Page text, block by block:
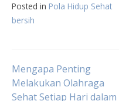
Posted in Pola Hidup Sehat
bersih
Post
Mengapa Penting
Melakukan Olahraga
Sehat Setiap Hari dalam